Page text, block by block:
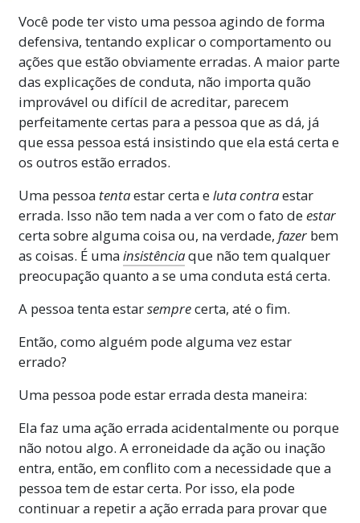
Você pode ter visto uma pessoa agindo de forma
defensiva, tentando explicar o comportamento ou
ações que estão obviamente erradas. A maior parte
das explicações de conduta, não importa quão
improvável ou difícil de acreditar, parecem
perfeitamente certas para a pessoa que as dá, já
que essa pessoa está insistindo que ela está certa e
os outros estão errados.
Uma pessoa tentaestar certa eluta contraestar
errada. Isso não tem nada a ver com o fato deestar
certa sobre alguma coisa ou, na verdade, fazer bem
as coisas. É umainsistênciaque não tem qualquer
preocupação quanto a se uma conduta está certa.
A pessoa tenta estarsemprecerta, até o fim.
Então, como alguém pode alguma vez estar
errado?
Uma pessoa pode estar errada desta maneira:
Ela faz uma ação errada acidentalmente ou porque
não notou algo. A erroneidade da ação ou inação
entra, então, em conflito com a necessidade que a
pessoa tem de estar certa. Por isso, ela pode
continuar a repetir a ação errada para provar que